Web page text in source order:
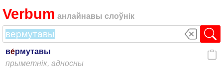
Verbum анлайнавы слоўнік
ве́рмутавы
прыметнік, адносны